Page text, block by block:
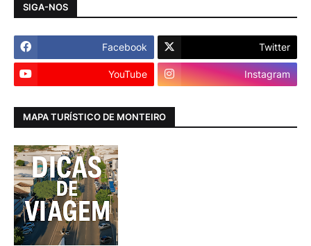
SIGA-NOS
Facebook Twitter
YouTube Instagram
MAPA TURÍSTICO DE MONTEIRO